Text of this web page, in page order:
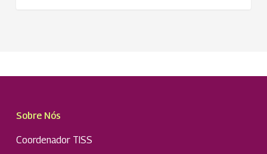
Sobre Nós
Coordenador TISS